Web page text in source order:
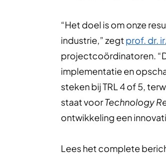
“Het doel is om onze
industrie,” zegt prof. dr.
projectcoördinatoren.
implementatie en
steken bij TRL 4 of 5,
staat voorTechnology
ontwikkeling een
Lees het complete